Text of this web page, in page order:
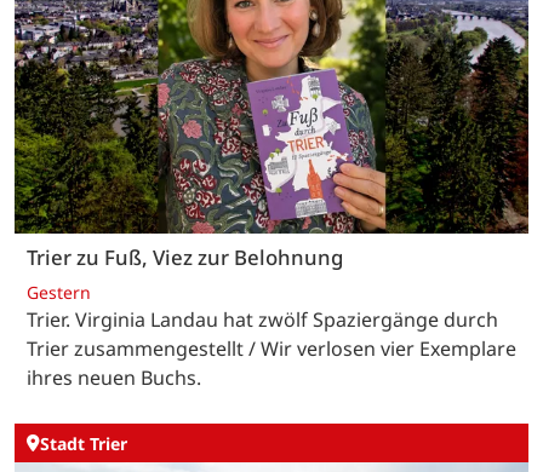
Trier zu Fuß, Viez zur Belohnung
Gestern
Trier. Virginia Landau hat zwölf Spaziergänge durch
Trier zusammengestellt / Wir verlosen vier Exemplare
ihres neuen Buchs.
Stadt Trier